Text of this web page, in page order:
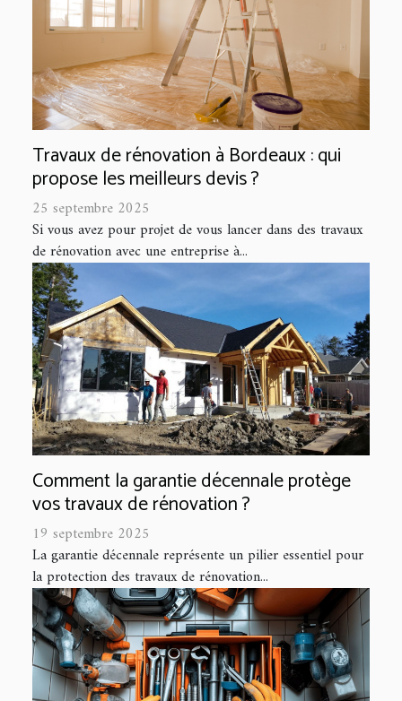
Travaux de rénovation à Bordeaux : qui
propose les meilleurs devis ?
25 septembre 2025
Si vous avez pour projet de vous lancer dans des travaux
de rénovation avec une entreprise à...
Comment la garantie décennale protège
vos travaux de rénovation ?
19 septembre 2025
La garantie décennale représente un pilier essentiel pour
la protection des travaux de rénovation...